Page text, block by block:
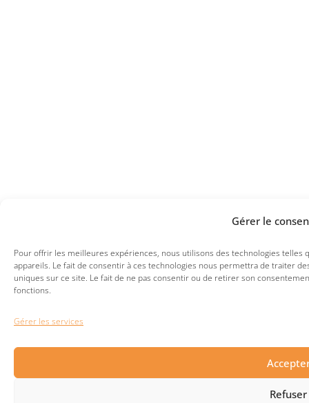
Gérer le
Pour offrir les meilleures expériences, nous utilisons des technologies
appareils. Le fait de consentir à ces technologies nous permettra de traiter
uniques sur ce site. Le fait de ne pas consentir ou de retirer son
fonctions.
Gérer les services
Refuser